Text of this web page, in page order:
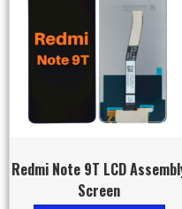
Redmi Note 9T LCD
Screen